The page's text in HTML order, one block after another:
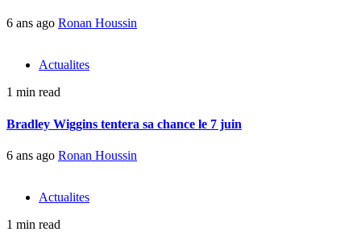
6 ans ago Ronan Houssin
Actualites
1 min read
Bradley Wiggins tentera sa chance le 7 juin
6 ans ago Ronan Houssin
Actualites
1 min read